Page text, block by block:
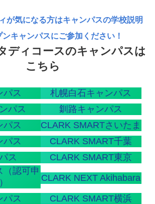
が気になる方はキャンパスの学校説明
キャンパスにご参加ください！
ディコースのキャンパスは
こちら
パス
札幌白石キャンパス
パス
釧路キャンパス
パス
CLARK SMARTさいたま
パス
CLARK SMART千葉
ス
CLARK SMART東京
（認可申
CLARK NEXT Akihabara
パス
CLARK SMART横浜